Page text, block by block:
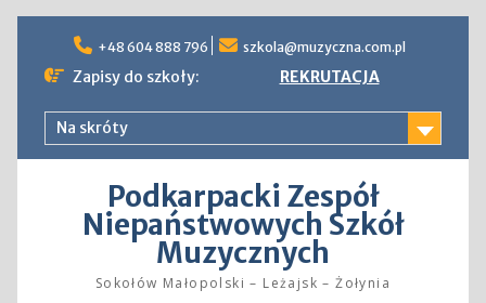
content
+48 604 888 796 szkola@muzyczna.com.pl
Zapisy do szkoły: REKRUTACJA
Na skróty
Podkarpacki Zespół
Niepaństwowych Szkół
Muzycznych
Sokołów Małopolski – Leżajsk – Żołynia